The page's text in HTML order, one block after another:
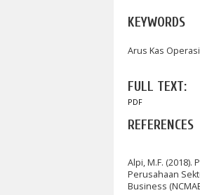
KEYWORDS
Arus Kas
FULL TEXT:
PDF
REFERENCES
Alpi, M.F.
Perusahaan
Business